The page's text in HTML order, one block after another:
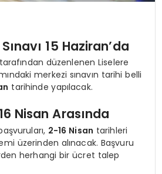
15 Haziran’da
düzenlenen Liselere
merkezi sınavın tarihi belli
tarihinde yapılacak.
Nisan Arasında
2-16 Nisan tarihleri
üzerinden alınacak. Başvuru
herhangi bir ücret talep